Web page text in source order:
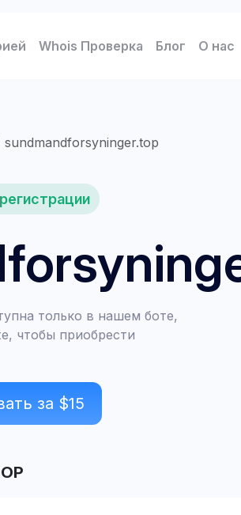
Whois Проверка Блог О нас
sundmandforsyninger.top
только в нашем боте,
чтобы приобрести
за $15